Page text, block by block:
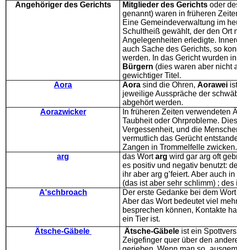
Angehöriger des Gerichts Mitglieder des Gerichts oder
genannt) waren in früheren
Eine Gemeindeverwaltung im
Schultheiß gewählt, der den Ort
Angelegenheiten erledigte.
auch Sache des Gerichts, so
werden. In das Gericht wurden
Bürgern (dies waren aber nicht
gewichtiger Titel.
Aora
Aora sind die Ohren,Aorawei
jeweilige Ausspräche der
abgehört werden.
Aorazwicker
In früheren Zeiten verwendeten
Taubheit oder Ohrprobleme.
Vergessenheit, und die
vermutlich das Gerücht
Zangen in Trommelfelle
arg
das Wortarg wird gar arg oft
es positiv und negativ benutzt:
ihr aber arg g’feiert. Aber auch
(das ist aber sehr schlimm) ; des
A'schbroach
Der erste Gedanke bei dem
Aber das Wort bedeutet viel
besprechen können, Kontakte
ein Tier ist.
Ätsche-Gäbele
Ätsche-Gäbele ist ein
Zeigefinger quer über den